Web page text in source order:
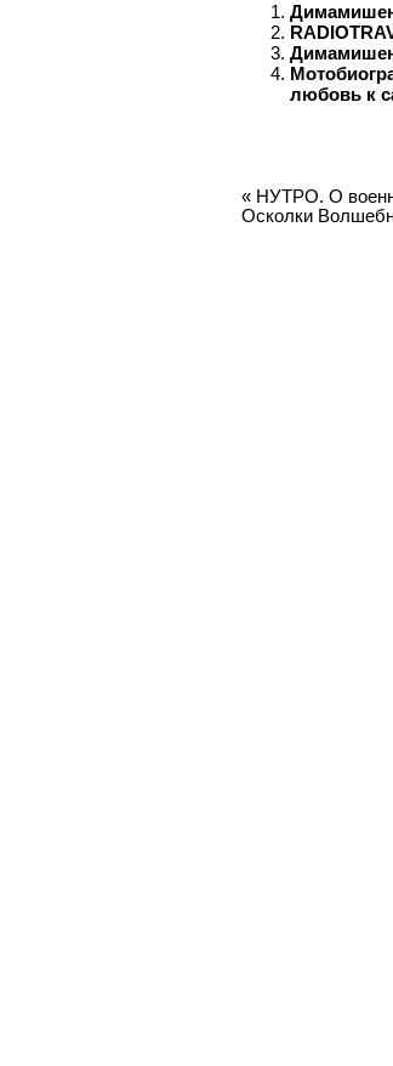
любовь к
« НУТРО. О
Осколки